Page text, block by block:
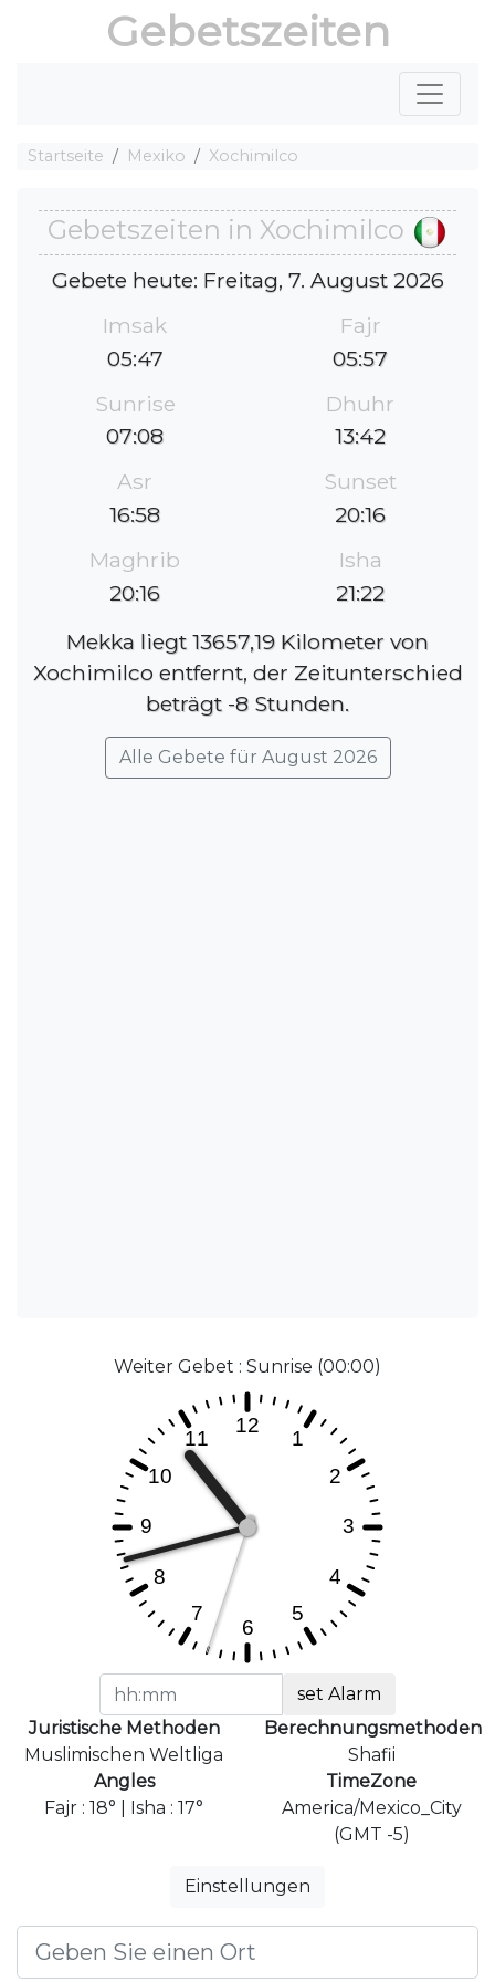
Gebetszeiten
Startseite Mexiko Xochimilco
Gebetszeiten in Xochimilco
Gebete heute: Freitag, 7. August 2026
Imsak
05:47
Fajr
05:57
Sunrise
07:08
Dhuhr
13:42
Asr
16:58
Sunset
20:16
Maghrib
20:16
Isha
21:22
Mekka liegt 13657,19 Kilometer von
Xochimilco entfernt, der Zeitunterschied
beträgt -8 Stunden.
Alle Gebete für August 2026
Weiter Gebet : Sunrise (00:00)
set Alarm
Juristische Methoden
Muslimischen Weltliga
Berechnungsmethoden
Shafii
Angles
Fajr : 18° | Isha : 17°
TimeZone
America/Mexico_City
(GMT -5)
Einstellungen